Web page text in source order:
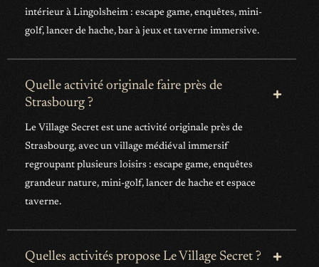
intérieur à Lingolsheim : escape game, enquêtes, mini-
golf, lancer de hache, bar à jeux et taverne immersive.
Quelle activité originale faire près de
Strasbourg ?
Le Village Secret est une activité originale près de
Strasbourg, avec un village médiéval immersif
regroupant plusieurs loisirs : escape game, enquêtes
grandeur nature, mini-golf, lancer de hache et espace
taverne.
Quelles activités propose Le Village Secret ?